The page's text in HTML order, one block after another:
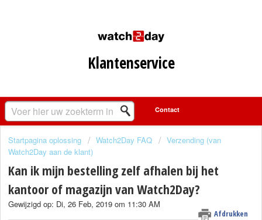
Klantenservice
Startpagina oplossing Watch2Day FAQ
Verzending (van
Watch2Day aan de klant)
Kan ik mijn bestelling zelf afhalen bij het
kantoor of magazijn van Watch2Day?
Afdrukken
Gewijzigd op: Di, 26 Feb, 2019 om 11:30 AM